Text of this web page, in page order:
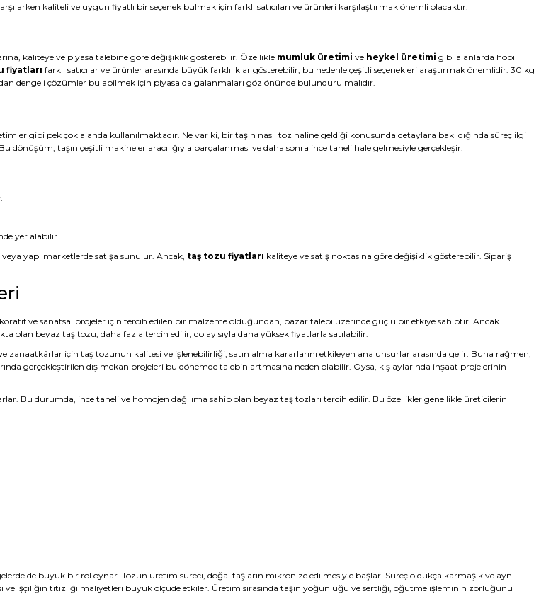
kaliteli ve uygun fiyatlı bir seçenek bulmak için farklı satıcıları ve ürünleri karşılaştırmak önemli olacaktır.
kaliteye ve piyasa talebine göre değişiklik gösterebilir. Özellikle mumluk üretimi ve heykel üretimi gibi alanlarda hobi
fiyatları farklı satıcılar ve ürünler arasında büyük farklılıklar gösterebilir, bu nedenle çeşitli seçenekleri araştırmak önemlidir. 30 kg
dengeli çözümler bulabilmek için piyasa dalgalanmaları göz önünde bulundurulmalıdır.
gibi pek çok alanda kullanılmaktadır. Ne var ki, bir taşın nasıl toz haline geldiği konusunda detaylara bakıldığında süreç ilgi
taşın çeşitli makineler aracılığıyla parçalanması ve daha sonra ince taneli hale gelmesiyle gerçekleşir.
yer alabilir.
yapı marketlerde satışa sunulur. Ancak, taş tozu fiyatları kaliteye ve satış noktasına göre değişiklik gösterebilir. Sipariş
ve sanatsal projeler için tercih edilen bir malzeme olduğundan, pazar talebi üzerinde güçlü bir etkiye sahiptir. Ancak
olan beyaz taş tozu, daha fazla tercih edilir, dolayısıyla daha yüksek fiyatlarla satılabilir.
zanaatkârlar için taş tozunun kalitesi ve işlenebilirliği, satın alma kararlarını etkileyen ana unsurlar arasında gelir. Buna rağmen,
gerçekleştirilen dış mekan projeleri bu dönemde talebin artmasına neden olabilir. Oysa, kış aylarında inşaat projelerinin
Bu durumda, ince taneli ve homojen dağılıma sahip olan beyaz taş tozları tercih edilir. Bu özellikler genellikle üreticilerin
de büyük bir rol oynar. Tozun üretim süreci, doğal taşların mikronize edilmesiyle başlar. Süreç oldukça karmaşık ve aynı
işçiliğin titizliği maliyetleri büyük ölçüde etkiler. Üretim sırasında taşın yoğunluğu ve sertliği, öğütme işleminin zorluğunu